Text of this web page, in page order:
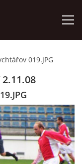
019.JPG
2.11.08